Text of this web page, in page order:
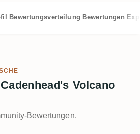
Bewertungsverteilung Bewertungen
Volcano
Bewertungen.